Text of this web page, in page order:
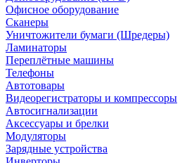
Офисное оборудование
Сканеры
Уничтожители бумаги (Шредеры)
Ламинаторы
Переплётные машины
Телефоны
Автотовары
Видеорегистраторы и компрессоры
Автосигнализации
Аксессуары и брелки
Модуляторы
Зарядные устройства